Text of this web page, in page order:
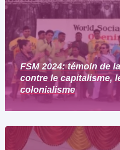
FSM 2024: témoin de
contre le capitalisme,
colonialisme